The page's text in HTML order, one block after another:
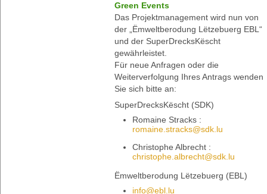
Green Events
Das Projektmanagement wird nun von
der „Ëmweltberodung Lëtzebuerg EBL“
und der SuperDrecksKëscht
gewährleistet.
Für neue Anfragen oder die
Weiterverfolgung Ihres Antrags wenden
Sie sich bitte an:
SuperDrecksKëscht (SDK)
Romaine Stracks :
romaine.stracks@sdk.lu
Christophe Albrecht :
christophe.albrecht@sdk.lu
Ëmweltberodung Lëtzebuerg (EBL)
info@ebl.lu